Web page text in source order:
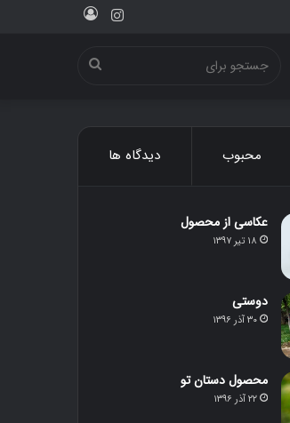
اینستاگرام
برای
محبوب دیدگاه ها
عکاسی از محصول
۱۸ تیر ۱۳۹۷
دوستی
۳۰ آذر ۱۳۹۶
محصول دستان تو
۲۲ آذر ۱۳۹۶